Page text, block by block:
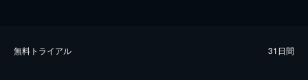
無料トライアル 31日間